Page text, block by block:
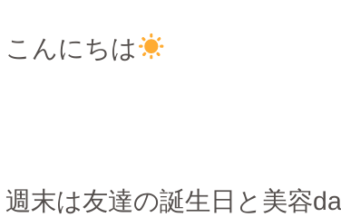
こんにちは
週末は友達の誕生日と美容